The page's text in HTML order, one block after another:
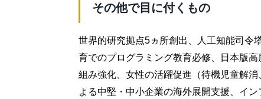
その他で目に付くもの
世界的研究拠点5ヵ所創出、人工知能司令
育でのプログラミング教育必修、日本版
組み強化、女性の活躍促進（待機児童解
よる中堅・中小企業の海外展開支援、イ